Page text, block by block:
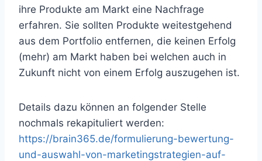
ihre Produkte am Markt eine Nachfrage
erfahren. Sie sollten Produkte weitestgehend
aus dem Portfolio entfernen, die keinen Erfolg
(mehr) am Markt haben bei welchen auch in
Zukunft nicht von einem Erfolg auszugehen ist.
Details dazu können an folgender Stelle
nochmals rekapituliert werden:
https://brain365.de/formulierung-bewertung-
und-auswahl-von-marketingstrategien-auf-